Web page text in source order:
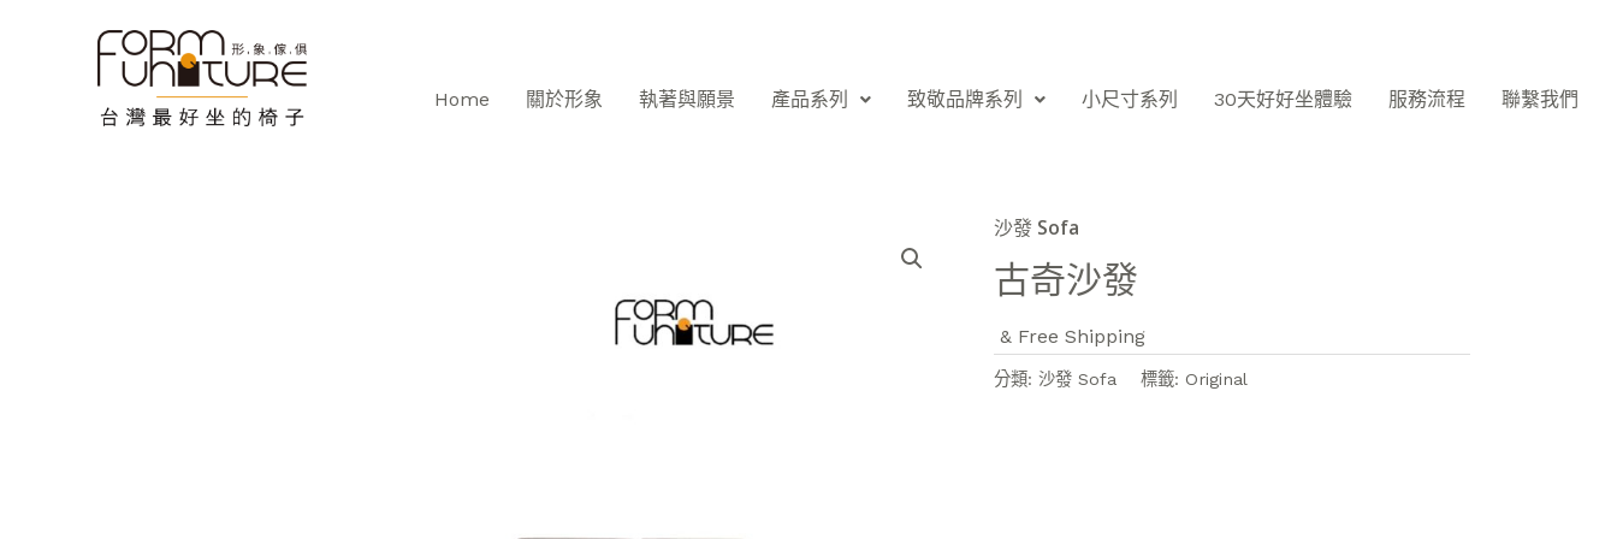
Home 關於形象 執著與願景 產品系列 致敬品牌系列 小尺寸系列 30天好好坐體驗 服務流程 聯繫我們
沙發 Sofa
古奇沙發
& Free Shipping
分類:沙發 Sofa 標籤:Original